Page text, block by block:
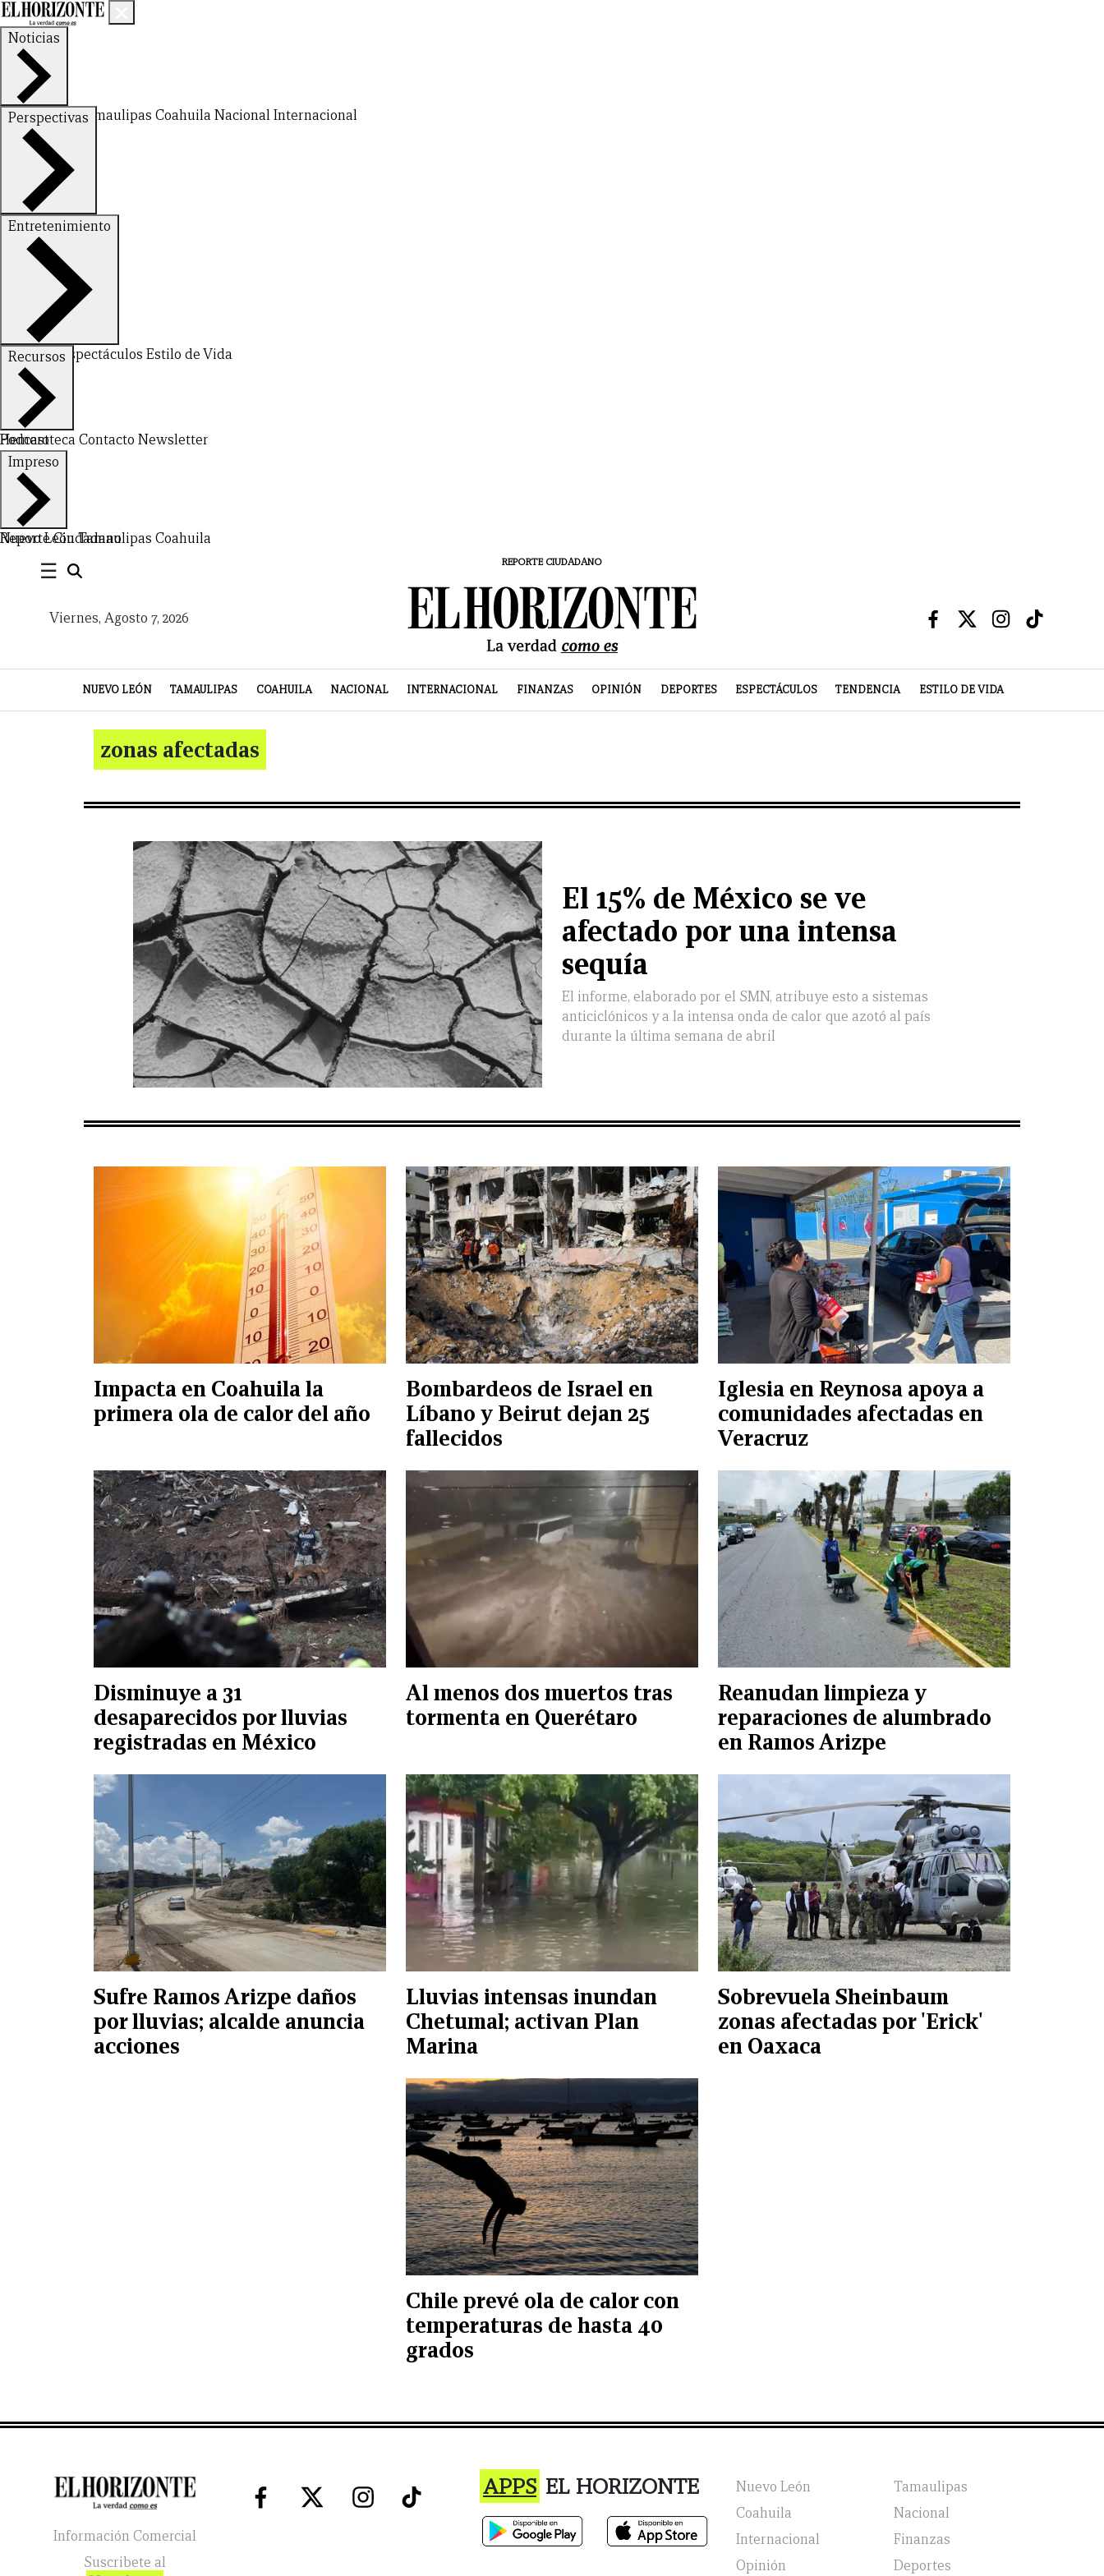
Noticias
Nuevo LeónTamaulipas Coahuila NacionalInternacional
Perspectivas
FinanzasOpinión
Entretenimiento
DeportesEspectáculos Estilo de Vida
Recursos
Hemeroteca Contacto Newsletter
Podcast
Impreso
Nuevo LeónTamaulipas Coahuila
Reporte Ciudadano
☰ REPORTE CIUDADANO
Viernes, Agosto 7, 2026
NUEVO LEÓN TAMAULIPAS COAHUILA NACIONAL INTERNACIONAL FINANZAS OPINIÓN DEPORTES ESPECTÁCULOS TENDENCIA ESTILO DE VIDA
CERRAR
X
NUEVO
LEÓN
TAMAULIPAS
COAHUILA
NACIONAL
INTERNACIONAL
FINANZAS
OPINIÓN
DEPORTES
ESPECTÁCULOS
TENDENCIA
ESTILO
DE
VIDA
PODCAST
CONTACTO
NEWSLETTER
HEMEROTECA
SUPLEMENTOS
zonas afectadas
El 15% de México se ve
afectado por una intensa
sequía
El informe, elaborado por el SMN, atribuye esto a sistemas
anticiclónicos y a la intensa onda de calor que azotó al país
durante la última semana de abril
Impacta en Coahuila la
primera ola de calor del año
Bombardeos de Israel en
Líbano y Beirut dejan 25
fallecidos
Iglesia en Reynosa apoya a
comunidades afectadas en
Veracruz
Disminuye a 31
desaparecidos por lluvias
registradas en México
Al menos dos muertos tras
tormenta en Querétaro
Reanudan limpieza y
reparaciones de alumbrado
en Ramos Arizpe
Sufre Ramos Arizpe daños
por lluvias; alcalde anuncia
acciones
Lluvias intensas inundan
Chetumal; activan Plan
Marina
Sobrevuela Sheinbaum
zonas afectadas por 'Erick'
en Oaxaca
Chile prevé ola de calor con
temperaturas de hasta 40
grados
Información Comercial
Suscribete al
APPS EL HORIZONTE Nuevo León
Tamaulipas
Coahuila
Nacional
Internacional
Finanzas
Opinión
Deportes